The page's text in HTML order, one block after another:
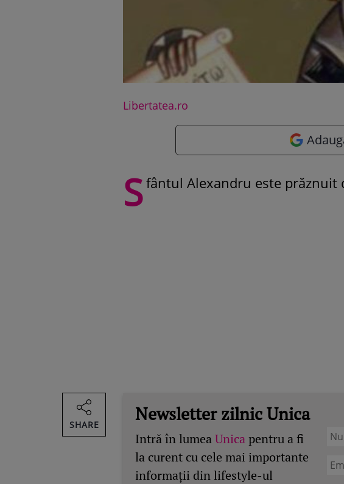
Libertatea.ro
Sfântul Alexandru este prăznuit
Newsletter zilnic Unica
Intră în lumeaUnica pentru a fi
la curent cu cele mai importante
informații din lifestyle-ul
SHARE